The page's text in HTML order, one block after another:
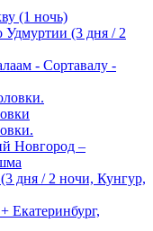
(1 ночь)
(3 дня / 2
- Сортавалу -
Новгород –
дня / 2 ночи, Кунгур,
Екатеринбург,